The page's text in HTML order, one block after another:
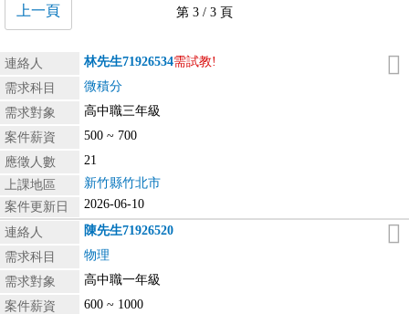
上一頁 第 3 / 3 頁
連絡人 林先生71926534需試教!
需求科目
微積分
需求對象
高中職三年級
案件薪資
500 ~ 700
應徵人數
21
上課地區
新竹縣竹北市
案件更新日
2026-06-10
連絡人 陳先生71926520
需求科目
物理
需求對象
高中職一年級
案件薪資
600 ~ 1000